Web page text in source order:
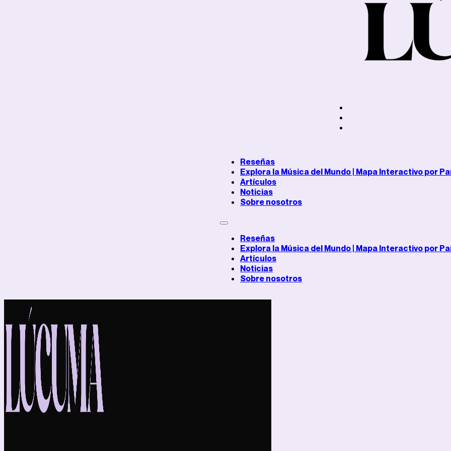
Reseñas
Explora la Música del Mundo | Mapa Interactivo por
Artículos
Noticias
Sobre nosotros
Reseñas
Explora la Música del Mundo | Mapa Interactivo por
Artículos
Noticias
Sobre nosotros